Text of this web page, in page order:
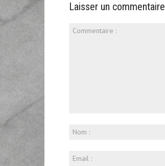
Laisser un commentaire